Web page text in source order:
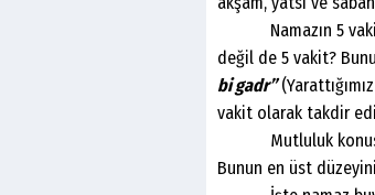
Namazın 5 vakit
değil de 5 vakit?
bi gadr”
vakit olarak takdir
Mutluluk
Bunun en üst